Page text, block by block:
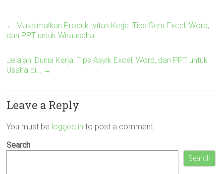
← Maksimalkan Produktivitas Kerja: Tips Seru Excel, Word,
dan PPT untuk Wirausaha!
Jelajahi Dunia Kerja: Tips Asyik Excel, Word, dan PPT untuk
Usaha di… →
Leave a Reply
You must be logged in to post a comment.
Search
Search